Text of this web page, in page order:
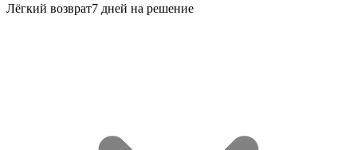
Лёгкий возврат7 дней на решение